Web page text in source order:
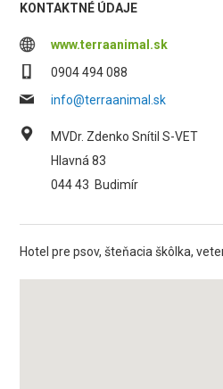
KONTAKTNÉ ÚDAJE
www.terraanimal.sk
0904 494 088
info@terraanimal.sk
MVDr. Zdenko Snítil S-VET
Hlavná 83
044 43 Budimír
Hotel pre psov, šteňacia škôlka,